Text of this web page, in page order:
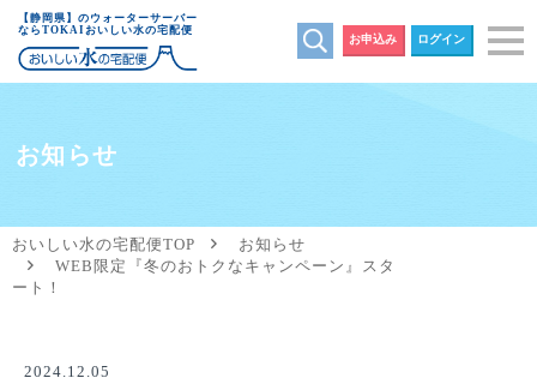
【静岡県】のウォーターサーバー
ならTOKAIおいしい水の宅配便
お申込み ログイン
お知らせ
おいしい水の宅配便TOP
お知らせ
WEB限定『冬のおトクなキャンペーン』スタ
ート！
2024.12.05